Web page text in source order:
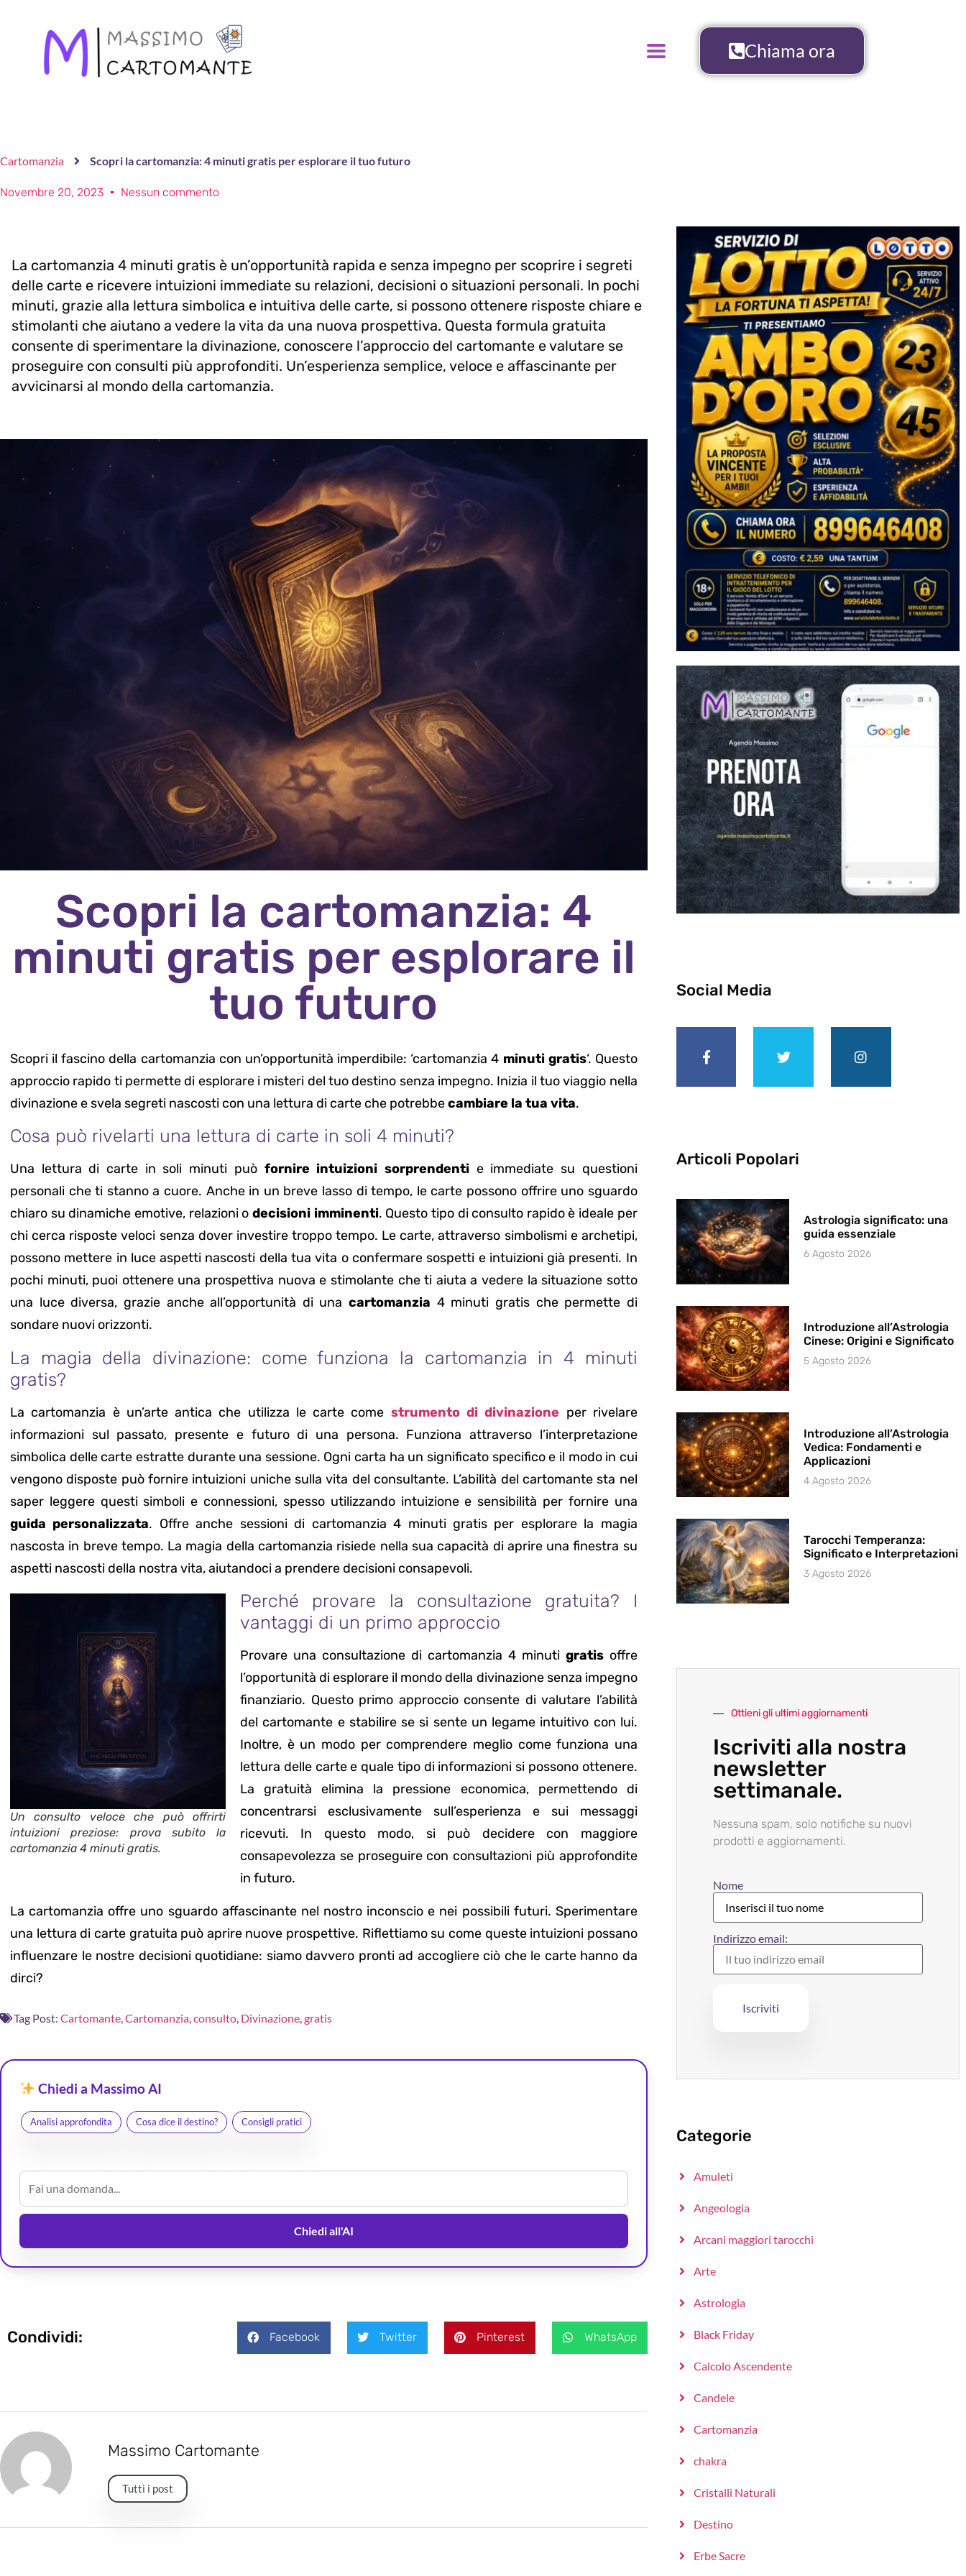
Chiama ora
Cartomanzia Scopri la cartomanzia: 4 minuti gratis per esplorare il tuo futuro
Novembre 20, 2023 Nessun commento
La cartomanzia 4 minuti gratis è un’opportunità rapida e senza impegno per scoprire i segreti
delle carte e ricevere intuizioni immediate su relazioni, decisioni o situazioni personali. In pochi
minuti, grazie alla lettura simbolica e intuitiva delle carte, si possono ottenere risposte chiare e
stimolanti che aiutano a vedere la vita da una nuova prospettiva. Questa formula gratuita
consente di sperimentare la divinazione, conoscere l’approccio del cartomante e valutare se
proseguire con consulti più approfonditi. Un’esperienza semplice, veloce e affascinante per
avvicinarsi al mondo della cartomanzia.
Scopri la cartomanzia: 4
minuti gratis per esplorare il
tuo futuro
Scopri il fascino della cartomanzia con un’opportunità imperdibile: ‘cartomanzia 4 minuti gratis‘. Questo
approccio rapido ti permette di esplorare i misteri del tuo destino senza impegno. Inizia il tuo viaggio nella
divinazione e svela segreti nascosti con una lettura di carte che potrebbecambiare la tua vita.
Cosa può rivelarti una lettura di carte in soli 4 minuti?
Una lettura di carte in soli minuti può fornire intuizioni sorprendenti e immediate su questioni
personali che ti stanno a cuore. Anche in un breve lasso di tempo, le carte possono offrire uno sguardo
chiaro su dinamiche emotive, relazioni o decisioni imminenti. Questo tipo di consulto rapido è ideale per
chi cerca risposte veloci senza dover investire troppo tempo. Le carte, attraverso simbolismi e archetipi,
possono mettere in luce aspetti nascosti della tua vita o confermare sospetti e intuizioni già presenti. In
pochi minuti, puoi ottenere una prospettiva nuova e stimolante che ti aiuta a vedere la situazione sotto
una luce diversa, grazie anche all’opportunità di unacartomanzia 4 minuti gratis che permette di
sondare nuovi orizzonti.
La magia della divinazione: come funziona la cartomanzia in 4 minuti
gratis?
La cartomanzia è un’arte antica che utilizza le carte come strumento di divinazione per rivelare
informazioni sul passato, presente e futuro di una persona. Funziona attraverso l’interpretazione
simbolica delle carte estratte durante una sessione. Ogni carta ha un significato specifico e il modo in cui
vengono disposte può fornire intuizioni uniche sulla vita del consultante. L’abilità del cartomante sta nel
saper leggere questi simboli e connessioni, spesso utilizzando intuizione e sensibilità per fornire una
guida personalizzata. Offre anche sessioni di cartomanzia 4 minuti gratis per esplorare la magia
nascosta in breve tempo. La magia della cartomanzia risiede nella sua capacità di aprire una finestra su
aspetti nascosti della nostra vita, aiutandoci a prendere decisioni consapevoli.
Un consulto veloce che può offrirti
intuizioni preziose: prova subito la
cartomanzia 4 minuti gratis.
Perché provare la consultazione gratuita? I
vantaggi di un primo approccio
Provare una consultazione di cartomanzia 4 minuti gratis offre
l’opportunità di esplorare il mondo della divinazione senza impegno
finanziario. Questo primo approccio consente di valutare l’abilità
del cartomante e stabilire se si sente un legame intuitivo con lui.
Inoltre, è un modo per comprendere meglio come funziona una
lettura delle carte e quale tipo di informazioni si possono ottenere.
La gratuità elimina la pressione economica, permettendo di
concentrarsi esclusivamente sull’esperienza e sui messaggi
ricevuti. In questo modo, si può decidere con maggiore
consapevolezza se proseguire con consultazioni più approfondite
in futuro.
La cartomanzia offre uno sguardo affascinante nel nostro inconscio e nei possibili futuri. Sperimentare
una lettura di carte gratuita può aprire nuove prospettive. Riflettiamo su come queste intuizioni possano
influenzare le nostre decisioni quotidiane: siamo davvero pronti ad accogliere ciò che le carte hanno da
dirci?
Tag Post: Cartomante,Cartomanzia,consulto, Divinazione,gratis
Chiedi a Massimo AI
Analisi approfondita Cosa dice il destino? Consigli pratici
Chiedi all'AI
Condividi: Facebook Twitter Pinterest WhatsApp
Massimo Cartomante
Tutti i post
Social Media
Articoli Popolari
Astrologia significato: una
guida essenziale
6 Agosto 2026
Introduzione all’Astrologia
Cinese: Origini e Significato
5 Agosto 2026
Introduzione all’Astrologia
Vedica: Fondamenti e
Applicazioni
4 Agosto 2026
Tarocchi Temperanza:
Significato e Interpretazioni
3 Agosto 2026
Ottieni gli ultimi aggiornamenti
Iscriviti alla nostra
newsletter
settimanale.
Nessuna spam, solo notifiche su nuovi
prodotti e aggiornamenti.
Nome
Indirizzo email:
Categorie
Amuleti
Angeologia
Arcani maggiori tarocchi
Arte
Astrologia
Black Friday
Calcolo Ascendente
Candele
Cartomanzia
chakra
Cristalli Naturali
Destino
Erbe Sacre